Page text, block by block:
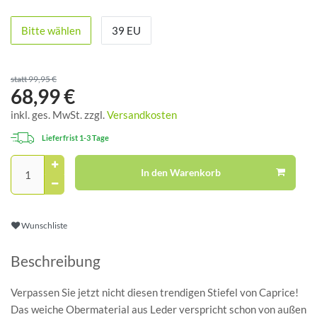
Bitte wählen 39 EU
statt 99,95 €
68,99 €
inkl. ges. MwSt. zzgl.Versandkosten
Lieferfrist 1-3 Tage
In den Warenkorb
Wunschliste
Beschreibung
Verpassen Sie jetzt nicht diesen trendigen Stiefel von Caprice!
Das weiche Obermaterial aus Leder verspricht schon von außen